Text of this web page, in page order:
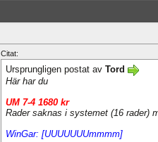
Citat:
Ursprungligen postat av Tord
Här har du
UM 7-4 1680 kr
Rader saknas i systemet (16 rader)
WinGar: [UUUUUUUmmmm]